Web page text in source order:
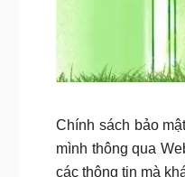
Chính sách bảo
mình thông qua
các thông tin mà